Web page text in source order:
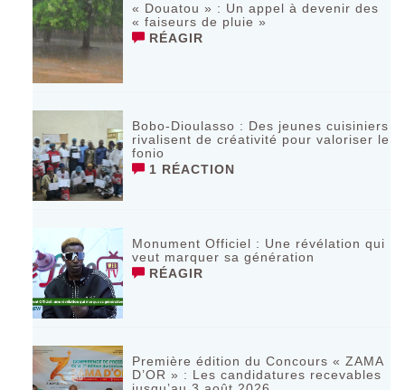
« Douatou » : Un appel à devenir des
« faiseurs de pluie »
RÉAGIR
Bobo-Dioulasso : Des jeunes cuisiniers
rivalisent de créativité pour valoriser le
fonio
1 RÉACTION
Monument Officiel : Une révélation qui
veut marquer sa génération
RÉAGIR
‎Première édition du Concours « ZAMA
D’OR » : Les candidatures recevables